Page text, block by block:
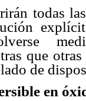
todas
que
de
en